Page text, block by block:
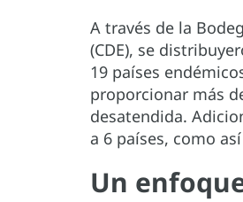
A través de la
(CDE), se
19 países
proporcionar más
desatendida.
a 6 países, como
Un